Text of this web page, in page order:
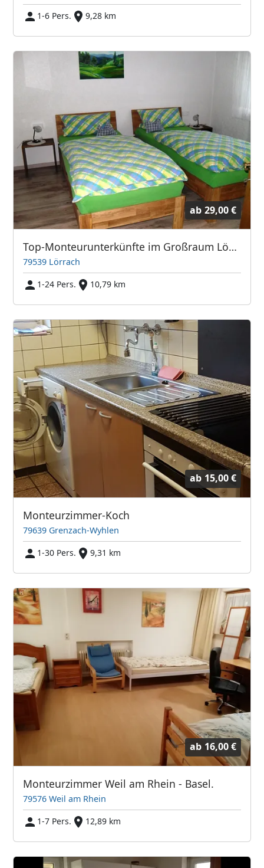
1-6 Pers.
9,28 km
ab 29,00 €
Top-Monteurunterkünfte im Großraum Lörrach
79539 Lörrach
1-24 Pers.
10,79 km
ab 15,00 €
Monteurzimmer-Koch
79639 Grenzach-Wyhlen
1-30 Pers.
9,31 km
ab 16,00 €
Monteurzimmer Weil am Rhein - Basel.
79576 Weil am Rhein
1-7 Pers.
12,89 km